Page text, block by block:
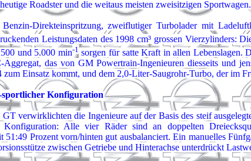
Roadster und die weitaus meisten zweisitzigen Sportwagen.
Direkteinspritzung, zweiflutiger Turbolader mit
Leistungsdaten des 1998 cm³ grossen Vierzylinders:
und 5.000 min-1sorgen für satte Kraft in allen Lebenslagen.
das von GM Powertrain-Ingenieuren diesseits und
zum Einsatz kommt, und dem 2,0-Liter-Saugrohr-Turbo, der im
Konfiguration
verwirklichten die Ingenieure auf der Basis des steif
Konfiguration: Alle vier Räder sind an doppelten
51:49 Prozent vorn/hinten gut ausbalanciert. Ein manuelles
zwischen Getriebe und Hinterachse unterdrückt